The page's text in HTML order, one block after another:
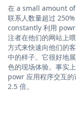
在 a small amount
联系人数量超过
constantly 利用 powr
注者在他们的网站上
方式来快速向他们的
中的样子。它很好地
色的现场体验。事实
powr 应用程序交互的
2.5 倍。